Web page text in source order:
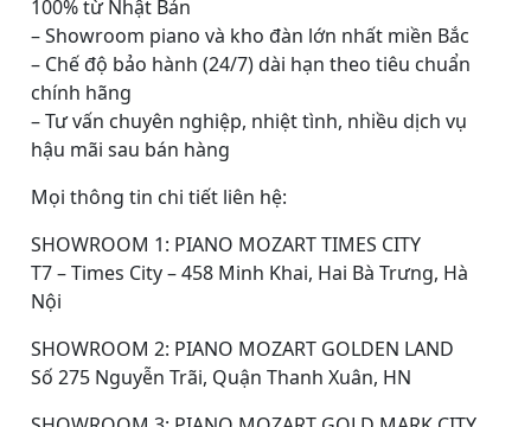
100% từ Nhật Bản
– Showroom piano và kho đàn lớn nhất miền Bắc
– Chế độ bảo hành (24/7) dài hạn theo tiêu chuẩn
chính hãng
– Tư vấn chuyên nghiệp, nhiệt tình, nhiều dịch vụ
hậu mãi sau bán hàng
Mọi thông tin chi tiết liên hệ:
SHOWROOM 1: PIANO MOZART TIMES CITY
T7 – Times City – 458 Minh Khai, Hai Bà Trưng, Hà
Nội
SHOWROOM 2: PIANO MOZART GOLDEN LAND
Số 275 Nguyễn Trãi, Quận Thanh Xuân, HN